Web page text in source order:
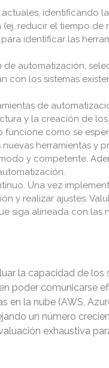
identificando
reducir el tiempo de
identificar las
de automatización,
con los sistemas
de
y la creación de
funcione como se
herramientas y
y competente.
Una vez
y realizar ajustes.
siga alineada con las
la capacidad de los
poder comunicarse
en la nube (AWS,
un número
exhaustiva